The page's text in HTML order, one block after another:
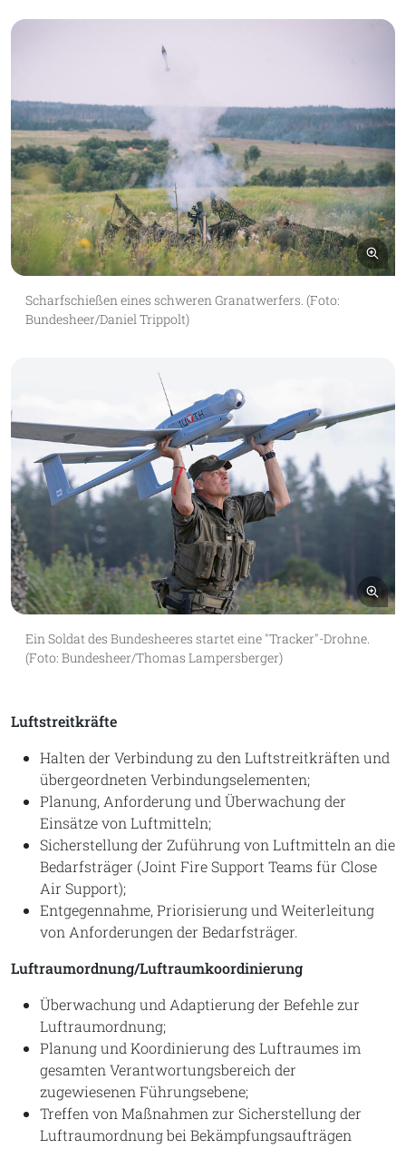
Scharfschießen eines schweren Granatwerfers. (Foto:
Bundesheer/Daniel Trippolt)
Ein Soldat des Bundesheeres startet eine "Tracker"-Drohne.
(Foto: Bundesheer/Thomas Lampersberger)
Luftstreitkräfte
Halten der Verbindung zu den Luftstreitkräften und
übergeordneten Verbindungselementen;
Planung, Anforderung und Überwachung der
Einsätze von Luftmitteln;
Sicherstellung der Zuführung von Luftmitteln an die
Bedarfsträger (Joint Fire Support Teams für Close
Air Support);
Entgegennahme, Priorisierung und Weiterleitung
von Anforderungen der Bedarfsträger.
Luftraumordnung/Luftraumkoordinierung
Überwachung und Adaptierung der Befehle zur
Luftraumordnung;
Planung und Koordinierung des Luftraumes im
gesamten Verantwortungsbereich der
zugewiesenen Führungsebene;
Treffen von Maßnahmen zur Sicherstellung der
Luftraumordnung bei Bekämpfungsaufträgen